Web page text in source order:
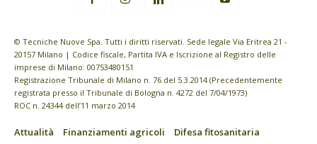
© Tecniche Nuove Spa. Tutti i diritti riservati. Sede legale Via Eritrea 21 -
20157 Milano | Codice fiscale, Partita IVA e Iscrizione al Registro delle
imprese di Milano: 00753480151
Registrazione Tribunale di Milano n. 76 del 5.3.2014 (Precedentemente
registrata presso il Tribunale di Bologna n. 4272 del 7/04/1973)
ROC n. 24344 dell’11 marzo 2014
Attualità Finanziamenti agricoli
Difesa fitosanitaria